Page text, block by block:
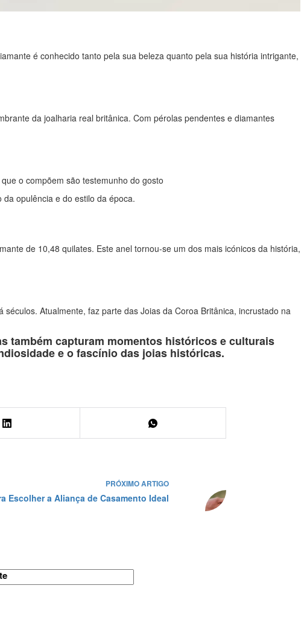
é conhecido tanto pela sua beleza quanto pela sua história intrigante,
da joalharia real britânica. Com pérolas pendentes e diamantes
o compõem são testemunho do gosto
opulência e do estilo da época.
de 10,48 quilates. Este anel tornou-se um dos mais icónicos da história,
Atualmente, faz parte das Joias da Coroa Britânica, incrustado na
também capturam momentos históricos e culturais
e o fascínio das joias históricas.
PRÓXIMOARTIGO
Escolher a Aliança de Casamento Ideal